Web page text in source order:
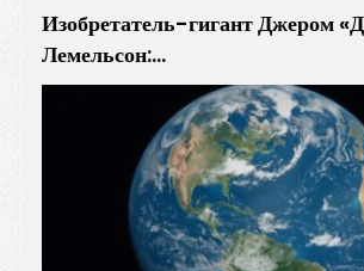
Изобретатель-гигант Джером
Лемельсон:…